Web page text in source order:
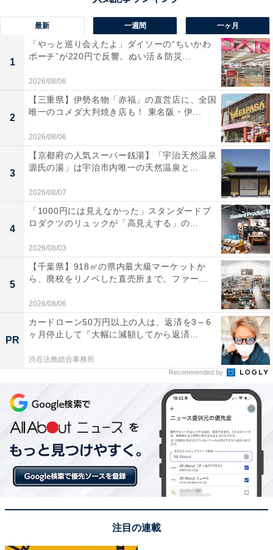
最新 一週間 一ヶ月
1
「やっと巡り会えたよ」ダイソーの“ちいかわ
ポーチ”が220円で反響。ぬい活＆防災...
2026/08/06
2
【三重県】伊勢名物「赤福」の直営店に、全国
唯一のコメダ大判焼き店も！ 東名阪・伊...
2026/08/06
3
【京都府の人気スーパー銭湯】「宇治天然温泉
源氏の湯」は宇治市内唯一の天然温泉と...
2026/08/07
4
「1000円には見えなかった」スタンダードプ
ロダクツのリュックが「高見えする」の...
2026/08/03
5
【千葉県】918㎡の県内最大級マーケットか
ら、廃校をリノベした直売所まで。ファー...
2026/08/06
PR
カードローン50万円以上の人は、返済を3～6
ヶ月停止して『大幅に減額してから返済...
渋谷法務総合事務所
Recommended by
注目の連載